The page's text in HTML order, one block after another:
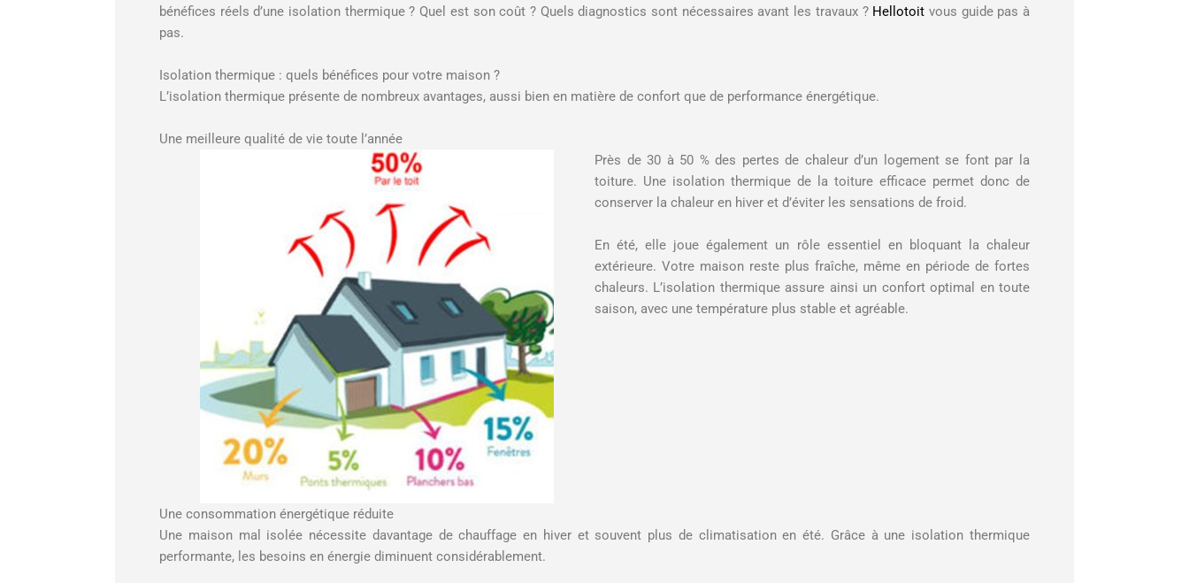
bénéfices réels d’une isolation thermique ? Quel est son coût ? Quels diagnostics sont nécessaires avant les travaux ? Hellotoit vous guide pas à
pas.
Isolation thermique : quels bénéfices pour votre maison ?
L’isolation thermique présente de nombreux avantages, aussi bien en matière de confort que de performance énergétique.
Une meilleure qualité de vie toute l’année
Près de 30 à 50 % des pertes de chaleur d’un logement se font par la
toiture. Une isolation thermique de la toiture efficace permet donc de
conserver la chaleur en hiver et d’éviter les sensations de froid.
En été, elle joue également un rôle essentiel en bloquant la chaleur
extérieure. Votre maison reste plus fraîche, même en période de fortes
chaleurs. L’isolation thermique assure ainsi un confort optimal en toute
saison, avec une température plus stable et agréable.
Une consommation énergétique réduite
Une maison mal isolée nécessite davantage de chauffage en hiver et souvent plus de climatisation en été. Grâce à une isolation thermique
performante, les besoins en énergie diminuent considérablement.